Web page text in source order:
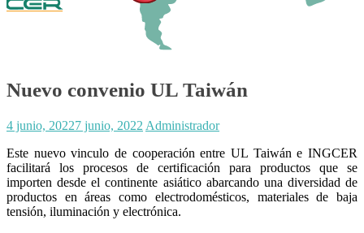
Nuevo convenio UL Taiwán
4 junio, 20227 junio, 2022 Administrador
Este nuevo vinculo de cooperación entre UL Taiwán e INGCER
facilitará los procesos de certificación para productos que se
importen desde el continente asiático abarcando una diversidad de
productos en áreas como electrodomésticos, materiales de baja
tensión, iluminación y electrónica.